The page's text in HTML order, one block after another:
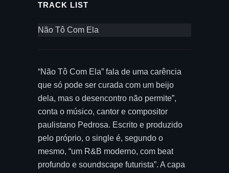
TRACK LIST
Não Tô Com Ela
“Não Tô Com Ela” fala de uma carência
que só pode ser curada com um beijo
dela, mas o desencontro não permite”,
conta o músico, cantor e compositor
paulistano Pedrosa. Escrito e produzido
pelo próprio, o single é, segundo o
mesmo, “um R&B moderno, com beat
profundo e soundscape futurista”. A capa